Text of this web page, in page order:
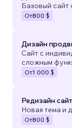
Базовый сайт
От800 $
Дизайн
Сайт с
сложным
От1 000 $
Редизайн
Новая тема и
От800 $